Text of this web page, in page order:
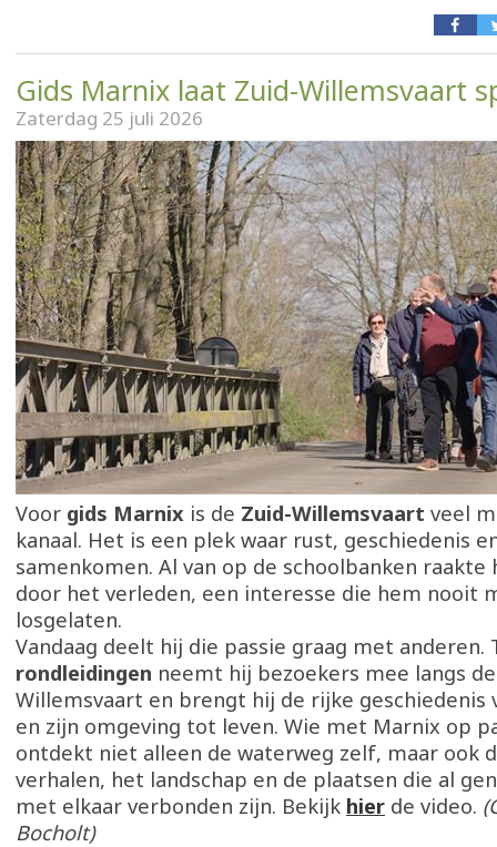
Gids Marnix laat Zuid-Willemsvaart
Zaterdag 25 juli 2026
Voor gids Marnix is de Zuid-Willemsvaart veel
kanaal. Het is een plek waar rust, geschiedenis
samenkomen. Al van op de schoolbanken
door het verleden, een interesse die hem nooit
losgelaten.
Vandaag deelt hij die passie graag met anderen.
rondleidingen neemt hij bezoekers mee langs
Willemsvaart en brengt hij de rijke geschiedenis
en zijn omgeving tot leven. Wie met Marnix op
ontdekt niet alleen de waterweg zelf, maar ook
verhalen, het landschap en de plaatsen die al
met elkaar verbonden zijn. Bekijk hier de video.
Bocholt)